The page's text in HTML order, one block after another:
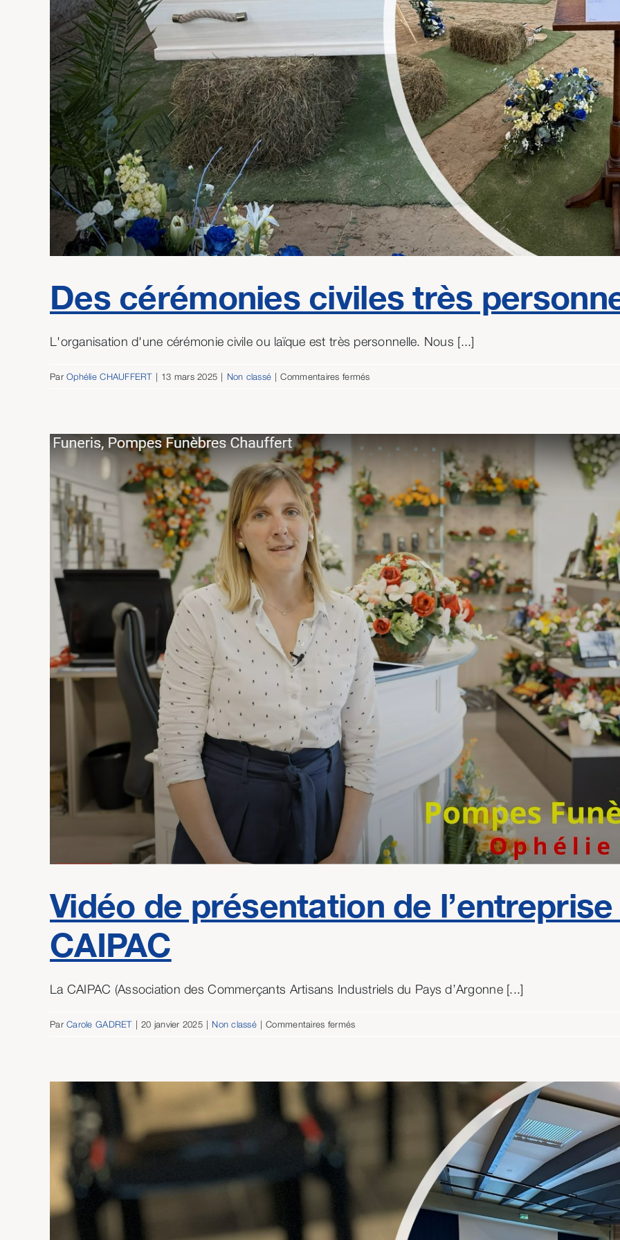
Des cérémonies civiles très
L'organisation d'une cérémonie civile ou laïque est très personnelle. Nous [...]
ParOphélie CHAUFFERT | 13 mars 2025 | Non classé | Commentaires ferméssur
Vidéo de présentation de
CAIPAC
La CAIPAC (Association des Commerçants Artisans Industriels du Pays d’Argonne [...]
ParCarole GADRET | 20 janvier 2025 | Non classé | Commentaires ferméssur
de